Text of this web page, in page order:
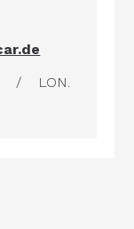
/ LON.